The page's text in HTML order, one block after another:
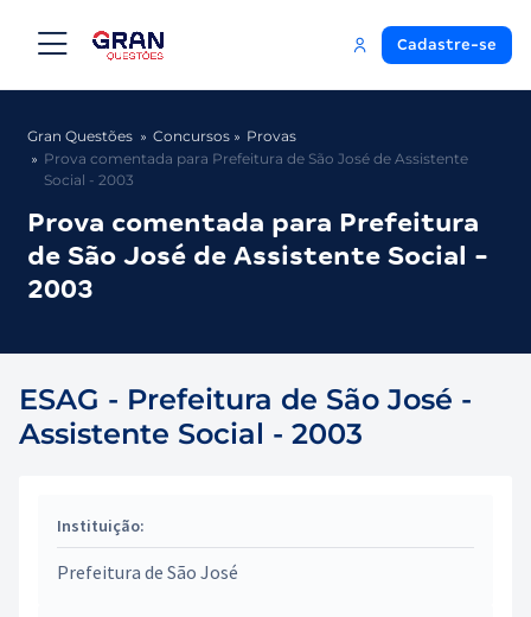
Cadastre-se
Gran Questões Concursos
Provas
Prova comentada para Prefeitura de São José de Assistente
Social - 2003
Prova comentada para Prefeitura
de São José de Assistente Social -
2003
ESAG - Prefeitura de São José -
Assistente Social - 2003
Instituição:
Prefeitura de São José